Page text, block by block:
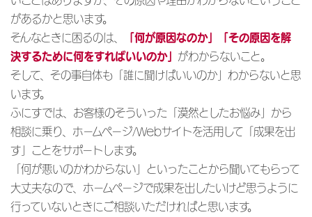
があるかと思います。
そんなときに困るのは、
「何が原因なのか」「その原因を解
決するために何をすればいいのか」 がわからないこと。
そして、その事自体も「誰に聞けばいいのか」わからないと思
います。
ふにすでは、お客様のそういった「漠然としたお悩み」から
相談に乗り、ホームページ/Webサイトを活用して「成果を出
す」ことをサポートします。
「何が悪いのかわからない」といったことから聞いてもらって
大丈夫なので、ホームページで成果を出したいけど思うように
行っていないときにご相談いただければと思います。